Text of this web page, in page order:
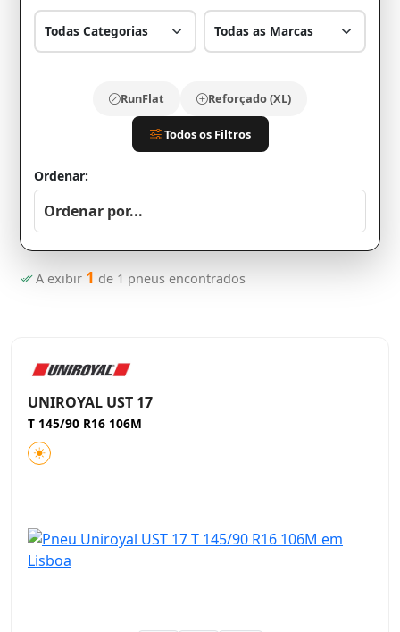
RunFlat Reforçado (XL)
Todos os Filtros
Ordenar:
A exibir 1 de 1 pneus encontrados
UNIROYAL UST 17
T 145/90 R16 106M